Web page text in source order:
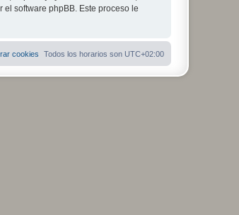
software phpBB. Este proceso le
Todos los horarios son UTC+02:00
cookies